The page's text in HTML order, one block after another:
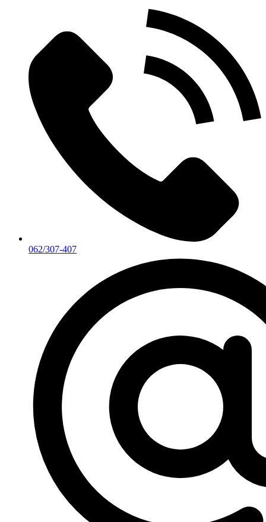
062/307-407